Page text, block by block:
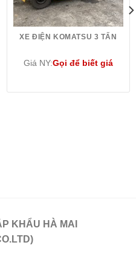
XE ĐIỆN KOMATSU 3 TẤN
Giá NY:Gọi để biết giá
KHẨU HÀ MAI